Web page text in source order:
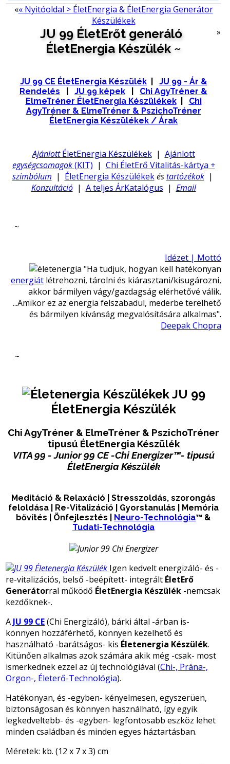
«« Nyitóoldal > ÉletEnergia & ÉletEnergia Generátor
Készülékek
»
JU 99 ÉletErőt generáló
ÉletEnergia Készülék ~
JU 99 CE ÉletEnergia Készülék| JU 99 - Ár &
Rendelés
JU 99 képek
Chi AgyTréner &
ElmeTréner ÉletEnergia Készülékek| Chi
AgyTréner & ElmeTréner & PszichoTréner
ÉletEnergia Készülékek / Árak
AjánlottÉletEnergia Készülékek| Ajánlott
egységcsomagok (KIT) | Chi ÉletErő Vitalitás-kártya +
szimbólum | ÉletEnergia Készülékek éstartózékok|
Konzultáció| A teljes ÁrKatalógus | Email
~
Idézet | Mottó
"Ha tudjuk, hogyan kell hatékonyan
energiát létrehozni, tárolni és kiárasztani/kisugározni,
akkor bármilyen vágy/gazdagság elérhetővé válik.
...Amikor ez az energia felszabadul, mederbe terelhető
és bármilyen kívánság megvalósítására alkalmas".
Deepak Chopra
~
JU 99
ÉletEnergia Készülék
Chi AgyTréner & ElmeTréner & PszichoTréner
tipusú ÉletEnergia Készülék
VITA 99 - Junior 99 CE -Chi Energizer™- tipusú
ÉletEnergia Készülék
Meditáció & Relaxáció | Stresszoldás, szorongás
feloldása | Re-Vitalizáció | Gyorstanulás | Memória
bővítés | Önfejlesztés | Neuro-Technológia™ &
Tudati-Technológia
Igen kedvelt energizáló- és -
re-vitalizációs, belső -beépített- integrált ÉletErő
Generátorral működő ÉletEnergia Készülék -nemcsak
kezdőknek-.
A JU 99 CE(Chi Energizáló), bárki által -árban is-
könnyen hozzáférhető, könnyen kezelhető és
használható -barátságos- kis Életenergia Készülék.
Kitünően alkalmas azok számára akik még -csak- most
ismerkednek ezzel az új technológiával (Chi-, Prána-,
Orgon-, Életerő-Technológia).
Hatékonyan, és -egyben- kényelmesen, egyszerüen,
biztonságosan és könnyen használható, így egyik
legkedveltebb- és -egyben- legfontosabb eszköz lehet
minden családban és minden egyes háztartásban.
Méretek: kb. (12 x 7 x 3) cm